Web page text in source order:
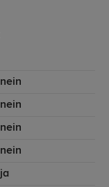
nein
nein
nein
nein
ja